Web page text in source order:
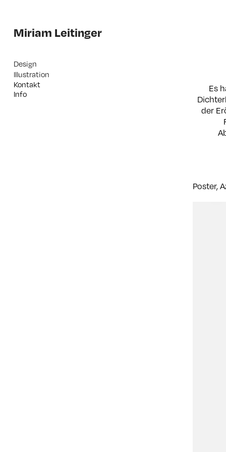
Miriam Leitinger
Design
Illustration
Kontakt
Info
Es
der
Poster,